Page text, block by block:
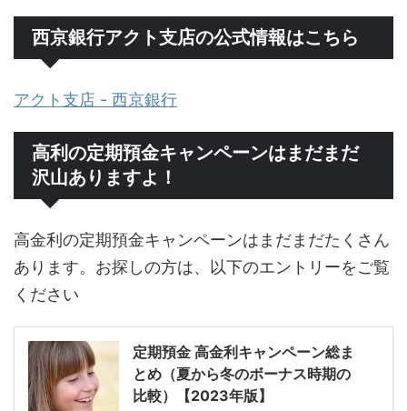
西京銀行アクト支店の公式情報はこちら
アクト支店 - 西京銀行
高利の定期預金キャンペーンはまだまだ
沢山ありますよ！
高金利の定期預金キャンペーンはまだまだたくさん
あります。お探しの方は、以下のエントリーをご覧
ください
定期預金 高金利キャンペーン総ま
とめ（夏から冬のボーナス時期の
比較）【2023年版】